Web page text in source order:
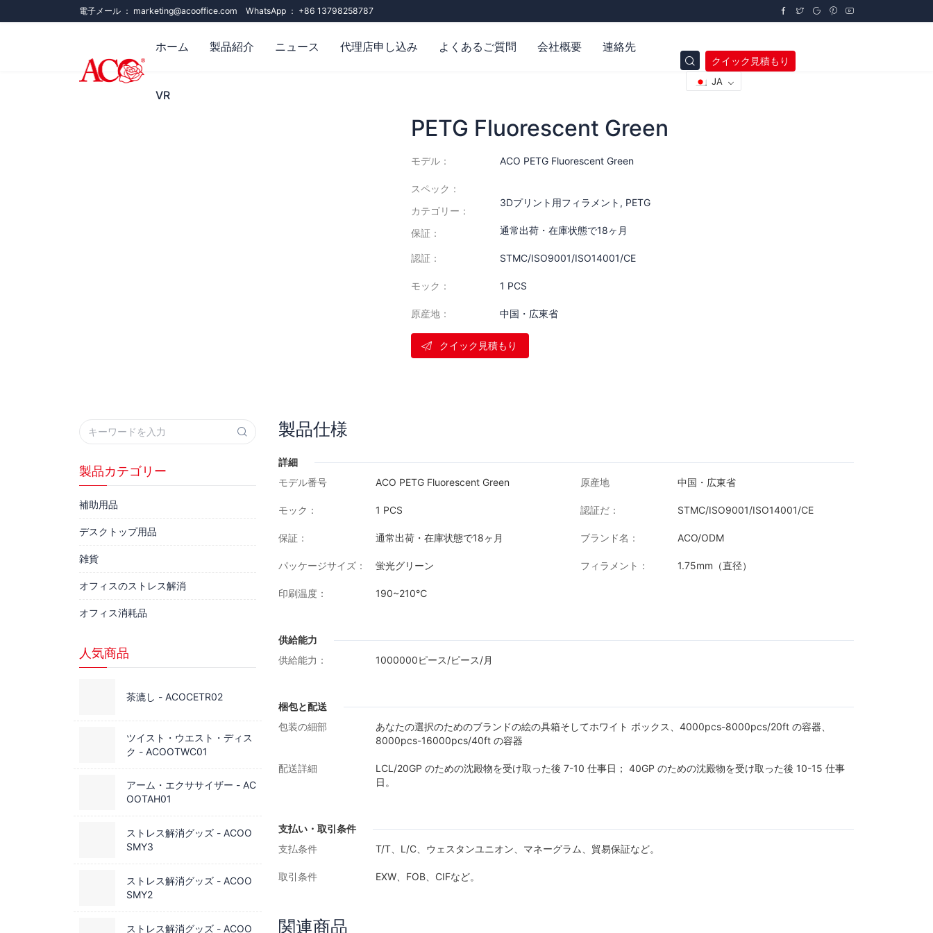
電子メール ： marketing@acooffice.com WhatsApp ： +86 13798258787
ホーム 製品紹介 ニュース 代理店申し込み よくあるご質問 会社概要 連絡先
VR
クイック見積もり
JA
PETG Fluorescent Green
モデル： ACO PETG Fluorescent Green
スペック：
カテゴリー：
3Dプリント用フィラメント , PETG
保証： 通常出荷・在庫状態で18ヶ月
認証： STMC/ISO9001/ISO14001/CE
モック： 1 PCS
原産地： 中国・広東省
クイック見積もり
製品仕様
詳細
モデル番号
ACO PETG Fluorescent Green 原産地 中国・広東省
モック： 1 PCS 認証だ： STMC/ISO9001/ISO14001/CE
保証： 通常出荷・在庫状態で18ヶ月 ブランド名： ACO/ODM
パッケージサイズ： 蛍光グリーン フィラメント： 1.75mm（直径）
印刷温度： 190~210℃
供給能力
供給能力：
1000000ピース/ピース/月
梱包と配送
包装の細部
あなたの選択のためのブランドの絵の具箱そしてホワイト ボックス、4000pcs-8000pcs/20ft の容器、
8000pcs-16000pcs/40ft の容器
配送詳細
LCL/20GP のための沈殿物を受け取った後 7-10 仕事日； 40GP のための沈殿物を受け取った後 10-15 仕事
日。
支払い・取引条件
支払条件
T/T、L/C、ウェスタンユニオン、マネーグラム、貿易保証など。
取引条件 EXW、FOB、CIFなど。
関連商品
製品カテゴリー
補助用品
デスクトップ用品
雑貨
オフィスのストレス解消
オフィス消耗品
人気商品
茶漉し - ACOCETR02
ツイスト・ウエスト・ディス
ク - ACOOTWC01
アーム・エクササイザー - AC
OOTAH01
ストレス解消グッズ - ACOO
SMY3
ストレス解消グッズ - ACOO
SMY2
ストレス解消グッズ - ACOO